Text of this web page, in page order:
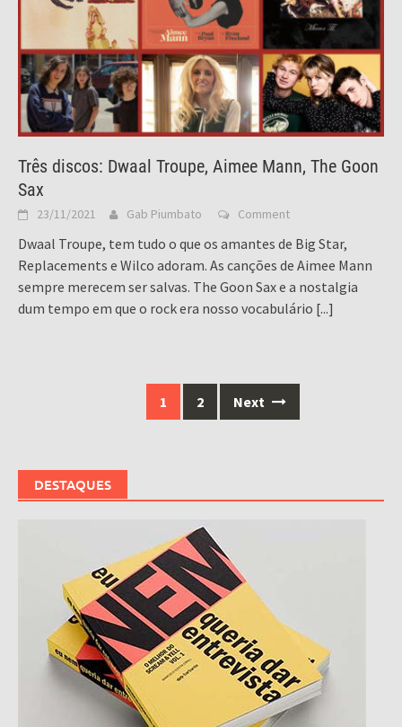
Três discos: Dwaal Troupe, Aimee Mann, The Goon
Sax
23/11/2021 Gab Piumbato Comment
Dwaal Troupe, tem tudo o que os amantes de Big Star,
Replacements e Wilco adoram. As canções de Aimee Mann
sempre merecem ser salvas. The Goon Sax e a nostalgia
dum tempo em que o rock era nosso vocabulário [...]
1 2 Next
DESTAQUES